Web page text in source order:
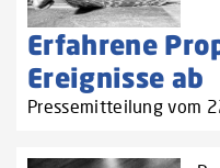
Erfahrene
Ereignisse ab
Pressemitteilung vom